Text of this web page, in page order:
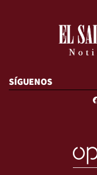
SÍGUENOS